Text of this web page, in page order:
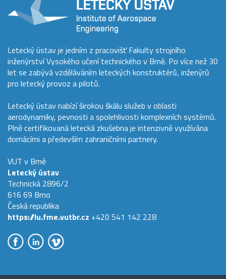
Letecký ústav je jedním z pracovišť Fakulty strojního
inženýrství Vysokého učení technického v Brně. Po více než 30
let se zabývá vzděláváním leteckých konstruktérů, inženýrů
pro letecký provoz a pilotů.
Letecký ústav nabízí širokou škálu služeb v oblasti
aerodynamiky, pevnosti a spolehlivosti komplexních systémů.
Plně certifikovaná letecká zkušebna je intenzivně využívána
domácími a především zahraničními partnery.
VUT v Brně
Letecký ústav
Technická 2896/2
616 69 Brno
Česká republika
https://lu.fme.vutbr.cz +420 541 142 228